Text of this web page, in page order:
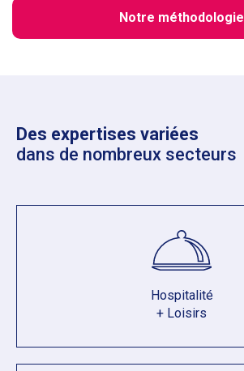
Notre méthodologie
Des expertises variées
dans de nombreux secteurs
Hospitalité
+ Loisirs